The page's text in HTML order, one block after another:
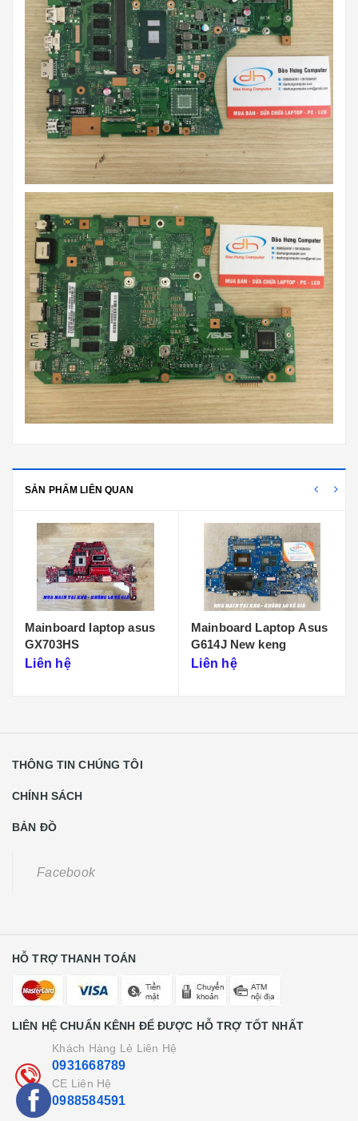
SẢN PHẨM LIÊN QUAN
Mainboard laptop asus
GX703HS
Liên hệ
Mainboard Laptop Asus
G614J New keng
Liên hệ
THÔNG TIN CHÚNG TÔI
CHÍNH SÁCH
BẢN ĐỒ
Facebook
HỖ TRỢ THANH TOÁN
LIÊN HỆ CHUẨN KÊNH ĐỂ ĐƯỢC HỖ TRỢ TỐT NHẤT
Khách Hàng Lẻ Liên Hệ
0931668789
CE Liên Hệ
0988584591